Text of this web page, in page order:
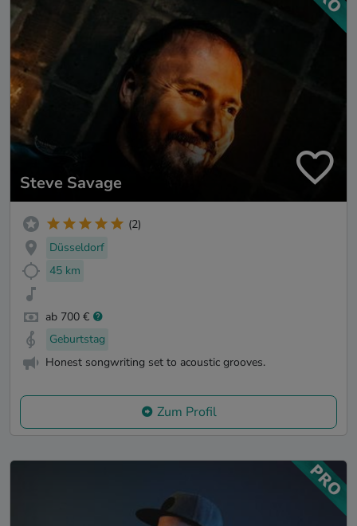
Steve Savage
(2)
Düsseldorf
45 km
ab 700 €
Geburtstag
Honest songwriting set to acoustic grooves.
Zum Profil